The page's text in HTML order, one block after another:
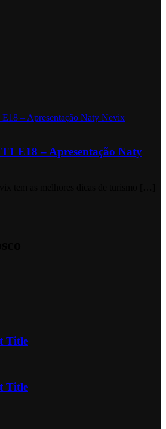
E18 – Apresentação Naty
Title
Title